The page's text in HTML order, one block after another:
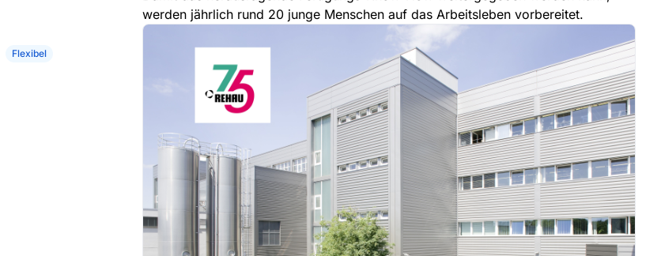
Flexibel
werden jährlich rund 20 junge Menschen auf das Arbeitsleben vorbereitet.